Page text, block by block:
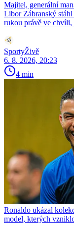
Majitel, generální
Libor Zábranský
rukou právě ve
SportyŽivě
6. 8. 2026, 20:23
4 min
Ronaldo ukázal
model, kterých